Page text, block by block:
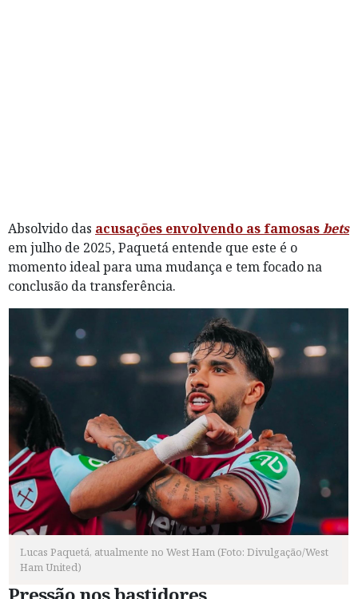
Absolvido das acusações envolvendo as famosasbets
em julho de 2025, Paquetá entende que este é o
momento ideal para uma mudança e tem focado na
conclusão da transferência.
Lucas Paquetá, atualmente no West Ham (Foto: Divulgação/West
Ham United)